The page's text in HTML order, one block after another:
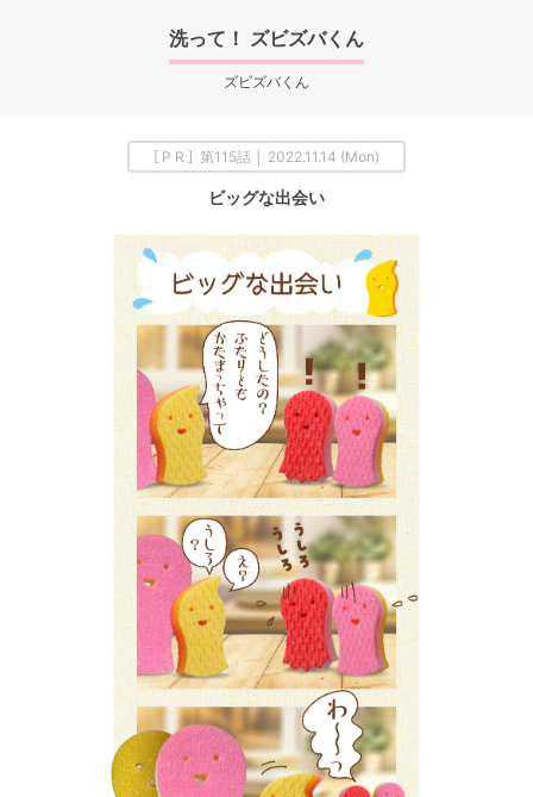
洗って！ ズビズバくん
ズビズバくん
[ P R ] 第115話 │ 2022.11.14 (Mon)
ビッグな出会い